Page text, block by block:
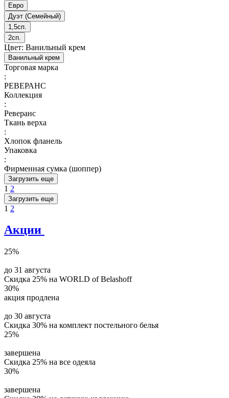
Евро
Дуэт (Семейный)
1,5сп.
2сп.
Цвет: Ванильный крем
Ванильный крем
Торговая марка
:
РЕВЕРАНС
Коллекция
:
Реверанс
Ткань верха
:
Хлопок фланель
Упаковка
:
Фирменная сумка (шоппер)
Загрузить еще
1 2
Загрузить еще
1 2
Акции
25%
до 31 августа
Скидка 25% на WORLD of Belashoff
30%
акция продлена
до 30 августа
Скидка 30% на комплект постельного белья
25%
завершена
Скидка 25% на все одеяла
30%
завершена